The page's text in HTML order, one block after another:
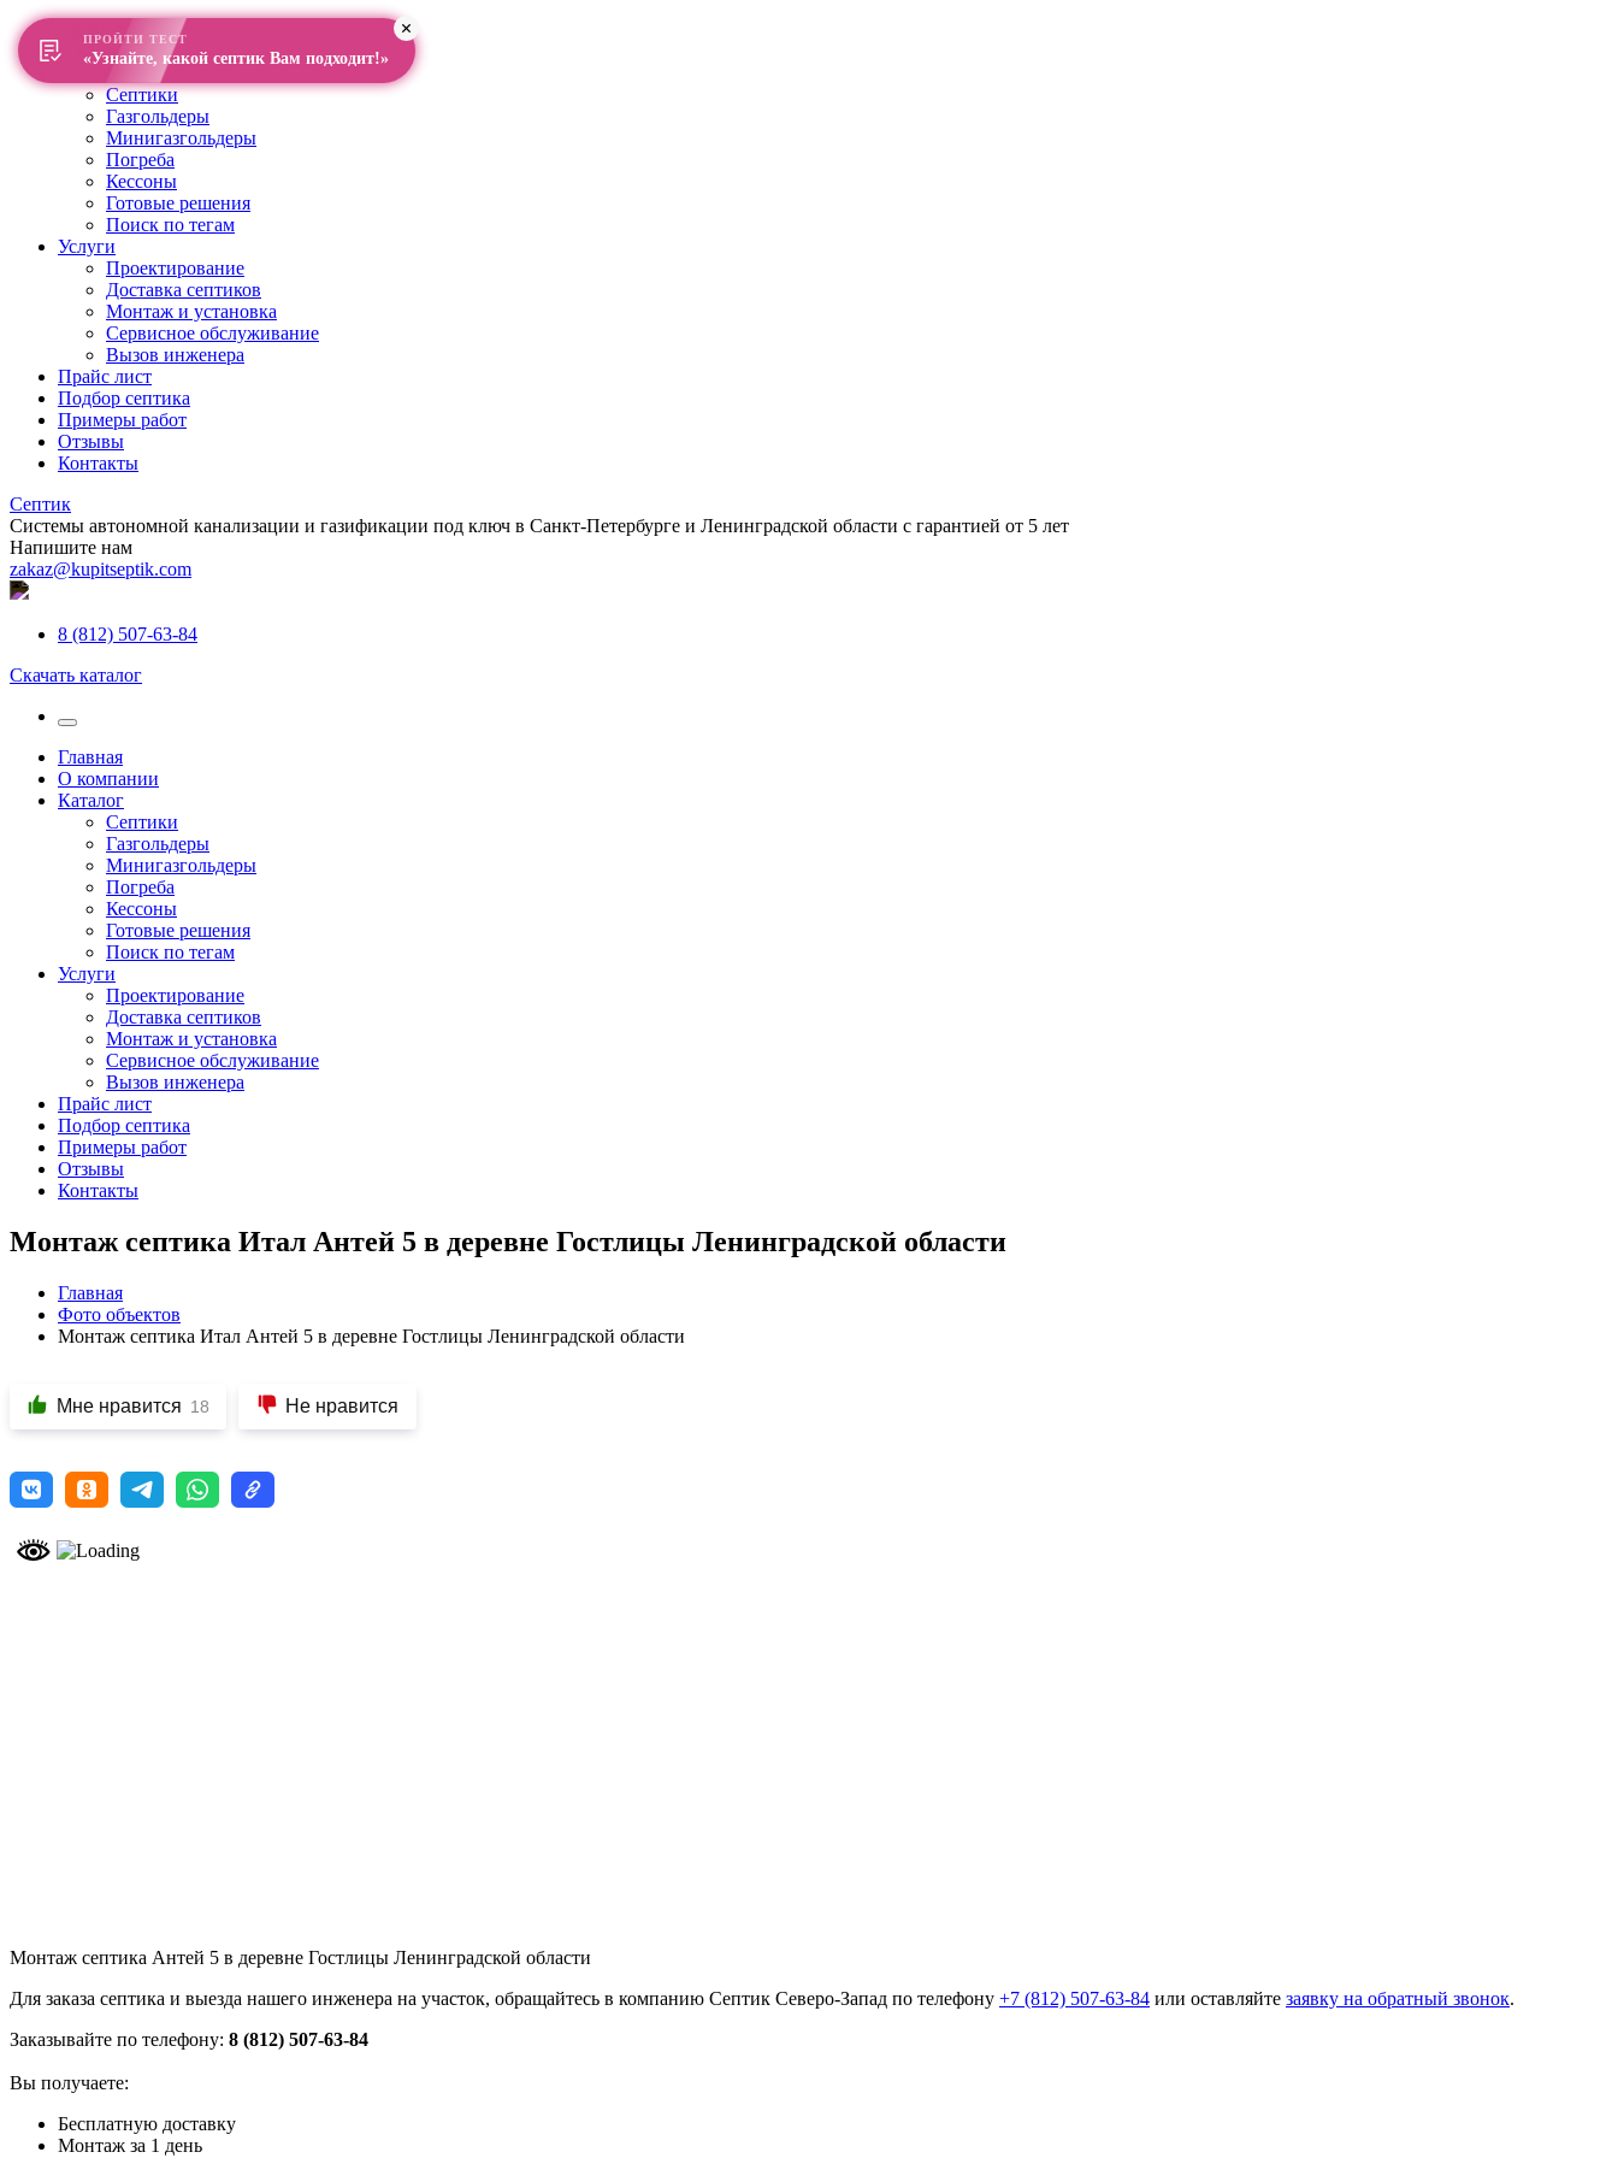
Главная
О компании
Септики
Газгольдеры
Минигазгольдеры
Погреба
Кессоны
Готовые решения
Поиск по тегам
Услуги
Проектирование
Доставка септиков
Монтаж и установка
Сервисное обслуживание
Вызов инженера
Прайс лист
Подбор септика
Примеры работ
Отзывы
Контакты
Септик
Системы автономной канализации и газификации под ключ в Санкт-Петербурге и Ленинградской области с гарантией от 5 лет
Напишите нам
zakaz@kupitseptik.com
8 (812) 507-63-84
Скачать каталог
Главная
О компании
Каталог
Септики
Газгольдеры
Минигазгольдеры
Погреба
Кессоны
Готовые решения
Поиск по тегам
Услуги
Проектирование
Доставка септиков
Монтаж и установка
Сервисное обслуживание
Вызов инженера
Прайс лист
Подбор септика
Примеры работ
Отзывы
Контакты
Монтаж септика Итал Антей 5 в деревне Гостлицы Ленинградской области
Главная
Фото объектов
Монтаж септика Итал Антей 5 в деревне Гостлицы Ленинградской области
Мне нравится 18 Не нравится
Монтаж септика Антей 5 в деревне Гостлицы Ленинградской области
Для заказа септика и выезда нашего инженера на участок, обращайтесь в компанию Септик Северо-Запад по телефону +7 (812) 507-63-84 или оставляйте заявку на обратный звонок.
Заказывайте по телефону: 8 (812) 507-63-84
Вы получаете:
Бесплатную доставку
Монтаж за 1 день
ПРОЙТИ ТЕСТ
«Узнайте, какой септик Вам подходит!»